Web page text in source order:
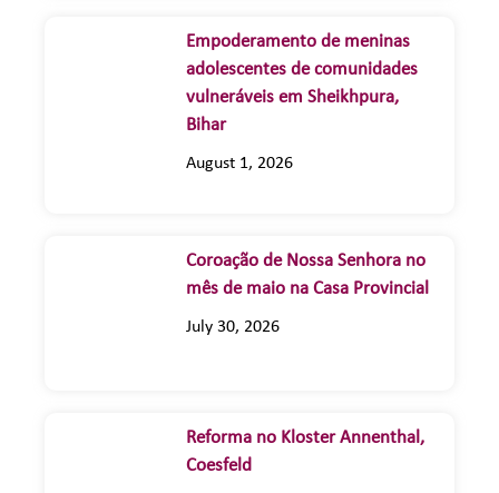
Empoderamento de meninas
adolescentes de comunidades
vulneráveis em Sheikhpura,
Bihar
August 1, 2026
Coroação de Nossa Senhora no
mês de maio na Casa Provincial
July 30, 2026
Reforma no Kloster Annenthal,
Coesfeld